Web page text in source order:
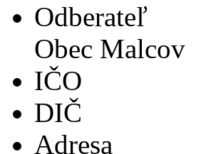
Odberateľ
Obec Malcov
IČO
DIČ
Adresa